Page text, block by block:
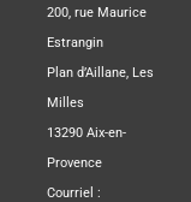
200, rue Maurice
Estrangin
Plan d’Aillane, Les
Milles
13290 Aix-en-
Provence
Courriel :